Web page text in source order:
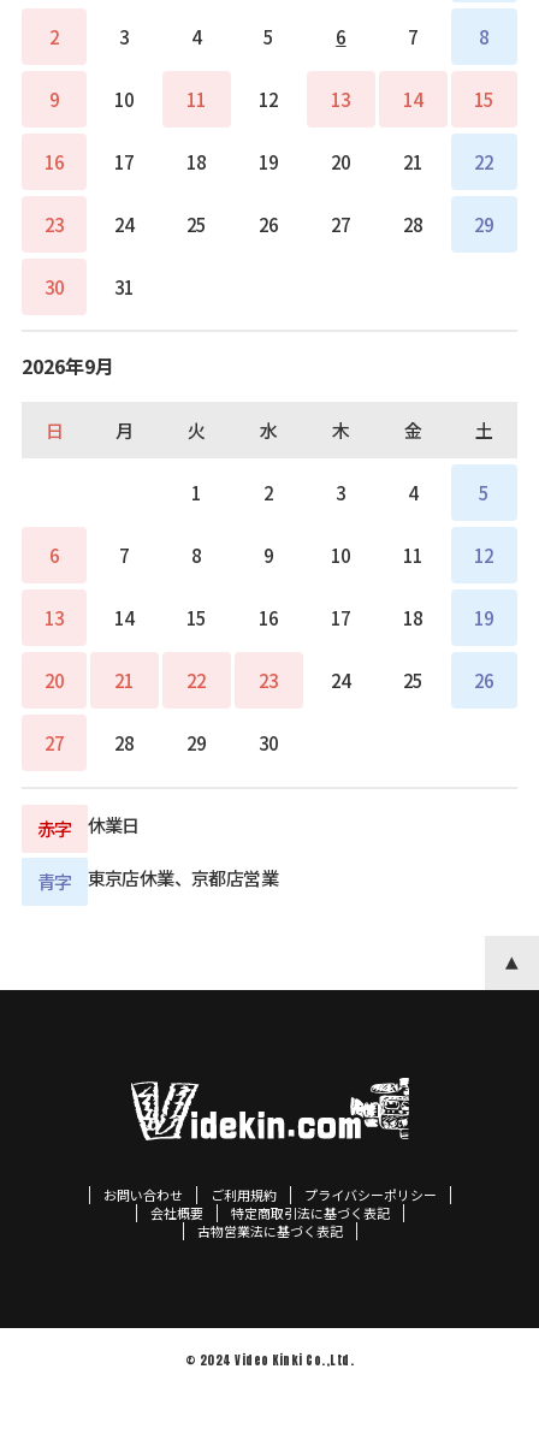
2 3 4 5 6 7 8
9 10 11 12 13 14 15
16 17 18 19 20 21 22
23 24 25 26 27 28 29
30 31
2026年9月
日 月 火 水 木 金 土
1 2 3 4 5
6 7 8 9 10 11 12
13 14 15 16 17 18 19
20 21 22 23 24 25 26
27 28 29 30
赤字 休業日
青字 東京店休業、京都店営業
お問い合わせ ご利用規約
プライバシーポリシー
会社概要
特定商取引法に基づく表記
古物営業法に基づく表記
© 2024 Video Kinki Co.,Ltd.